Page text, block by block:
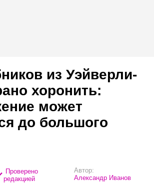
из Уэйверли-
хоронить:
может
до большого
Проверено
редакцией
Автор:
Александр Иванов